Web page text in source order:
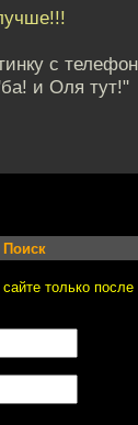
с
и Оля тут!"
Поиск
только после